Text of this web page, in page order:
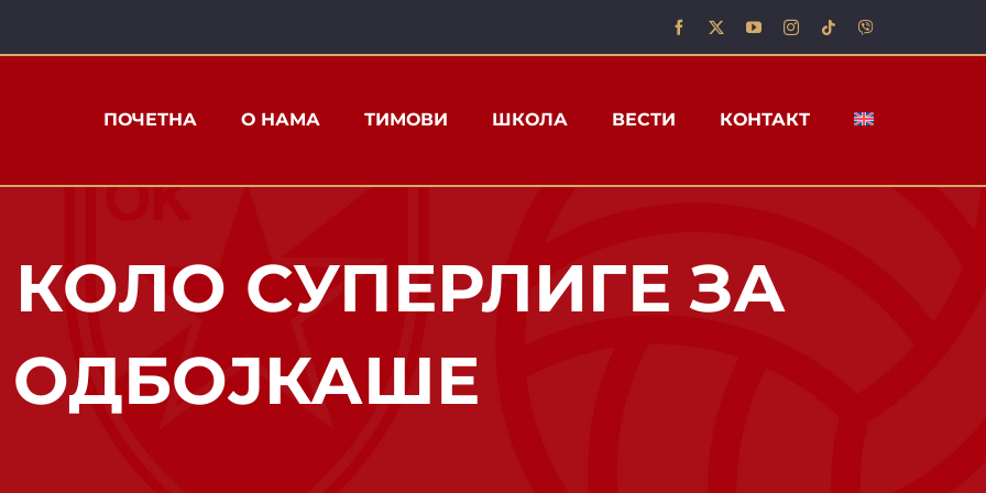
ПОЧЕТНА О НАМА ТИМОВИ ШКОЛА ВЕСТИ КОНТАКТ
СУПЕРЛИГЕ ЗА
ОДБОЈКАШЕ